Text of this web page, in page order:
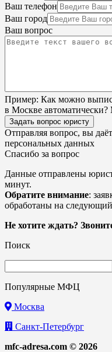
Ваш телефон
Ваш город
Ваш вопрос
Пример: Как можно
в Москве
Задать вопрос юристу
Отправляя вопрос, вы
персональных данных
Спасибо за вопрос
Данные отправлены
минут.
Обратите внимание:
обработаны на
Не хотите ждать?
Поиск
Популярные МФЦ
Москва
Санкт-Петербург
mfc-adresa.com © 2026